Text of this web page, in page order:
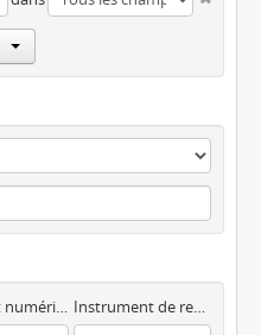
Document numérique disponible Instrument de recherche